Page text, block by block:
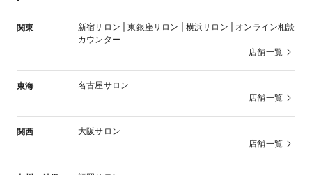
関東
新宿サロン | 東銀座サロン | 横浜サロン | オンライン相談
カウンター
店舗一覧
東海
名古屋サロン
店舗一覧
関西
大阪サロン
店舗一覧